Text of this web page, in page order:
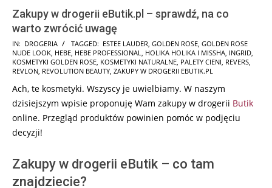
Zakupy w drogerii eButik.pl – sprawdź, na co
warto zwrócić uwagę
2024-
11-
15
IN: DROGERIA TAGGED: ESTEE LAUDER, GOLDEN ROSE, GOLDEN ROSE
NUDE LOOK, HEBE, HEBE PROFESSIONAL, HOLIKA HOLIKA I MISSHA, INGRID,
KOSMETYKI GOLDEN ROSE, KOSMETYKI NATURALNE, PALETY CIENI, REVERS,
REVLON, REVOLUTION BEAUTY, ZAKUPY W DROGERII EBUTIK.PL
Ach, te kosmetyki. Wszyscy je uwielbiamy. W naszym
dzisiejszym wpisie proponuję Wam zakupy w drogerii Butik
online. Przegląd produktów powinien pomóc w podjęciu
decyzji!
Zakupy w drogerii eButik – co tam
znajdziecie?